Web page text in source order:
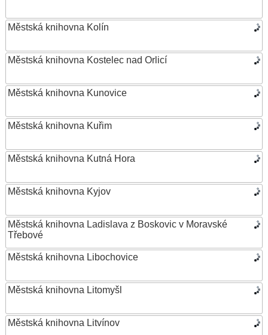
Městská knihovna Kolín
Městská knihovna Kostelec nad Orlicí
Městská knihovna Kunovice
Městská knihovna Kuřim
Městská knihovna Kutná Hora
Městská knihovna Kyjov
Městská knihovna Ladislava z Boskovic v Moravské
Třebové
Městská knihovna Libochovice
Městská knihovna Litomyšl
Městská knihovna Litvínov